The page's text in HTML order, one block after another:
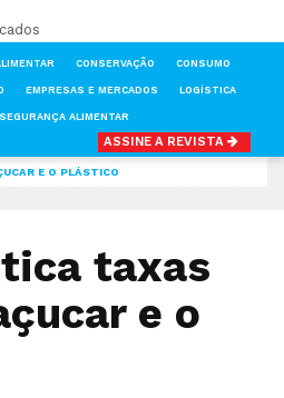
CONSERVAÇÃO CONSUMO
EMPRESAS E MERCADOS LOGÍSTICA
ALIMENTAR
ASSINE A REVISTA
E O PLÁSTICO
taxas
e o